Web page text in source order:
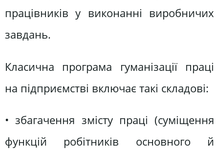
працівників у виконанні виробничих
завдань.
Класична програма гуманізації праці
на підприємстві включає такі складові:
• збагачення змісту праці (суміщення
функцій робітників основного й